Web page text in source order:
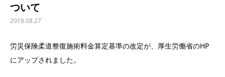
ついて
2018.08.27
労災保険柔道整復施術料金算定基準の改定が、厚生労働省のHP
にアップされました。